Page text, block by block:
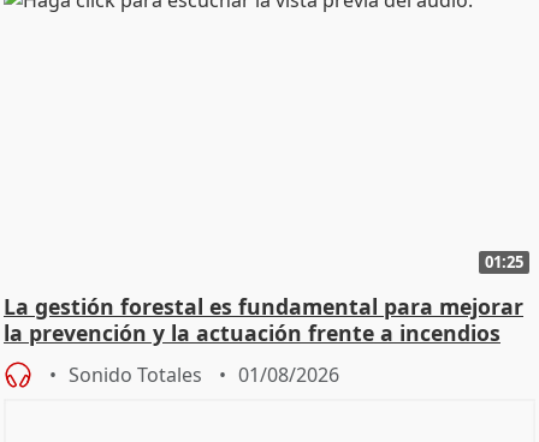
01:25
La gestión forestal es fundamental para mejorar
la prevención y la actuación frente a incendios
Sonido Totales 01/08/2026